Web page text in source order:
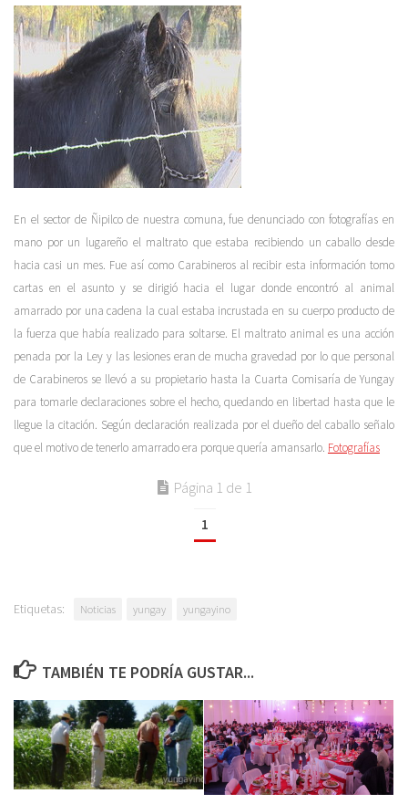
En el sector de Ñipilco de nuestra comuna, fue denunciado con fotografías en
mano por un lugareño el maltrato que estaba recibiendo un caballo desde
hacia casi un mes. Fue así como Carabineros al recibir esta información tomo
cartas en el asunto y se dirigió hacia el lugar donde encontró al animal
amarrado por una cadena la cual estaba incrustada en su cuerpo producto de
la fuerza que había realizado para soltarse. El maltrato animal es una acción
penada por la Ley y las lesiones eran de mucha gravedad por lo que personal
de Carabineros se llevó a su propietario hasta la Cuarta Comisaría de Yungay
para tomarle declaraciones sobre el hecho, quedando en libertad hasta que le
llegue la citación. Según declaración realizada por el dueño del caballo señalo
que el motivo de tenerlo amarrado era porque quería amansarlo. Fotografías
Página 1 de 1
1
Etiquetas: Noticias yungay yungayino
TAMBIÉN TE PODRÍA GUSTAR...